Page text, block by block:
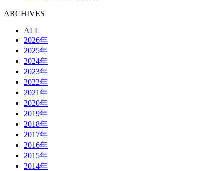
ARCHIVES
ALL
2026年
2025年
2024年
2023年
2022年
2021年
2020年
2019年
2018年
2017年
2016年
2015年
2014年